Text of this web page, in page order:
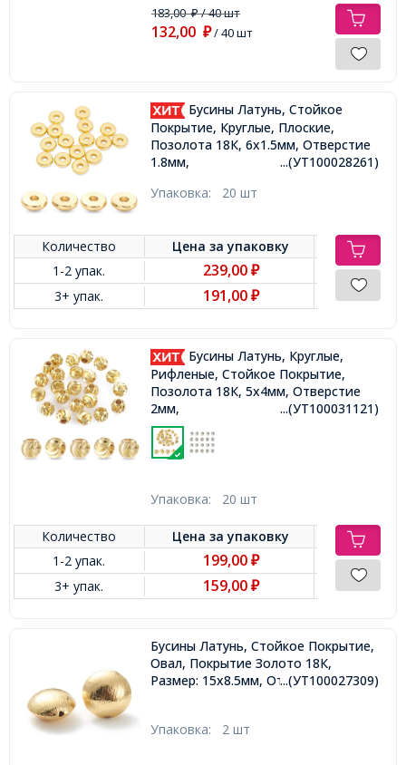
183,00₽/ 40 шт
132,00 ₽/ 40 шт
Бусины Латунь, Стойкое
Покрытие, Круглые, Плоские,
Позолота 18К, 6х1.5мм, Отверстие
1.8мм,
...(УТ100028261)
Упаковка: 20 шт
Количество Цена заупаковку
1-2 упак.
239,00 ₽
3+ упак. 191,00 ₽
Бусины Латунь, Круглые,
Рифленые, Стойкое Покрытие,
Позолота 18К, 5х4мм, Отверстие
2мм,
...(УТ100031121)
Упаковка: 20 шт
Количество Цена заупаковку
1-2 упак.
199,00 ₽
3+ упак. 159,00 ₽
Бусины Латунь, Стойкое Покрытие,
Овал, Покрытие Золото 18К,
Размер: 15х8.5мм, Отверстие 1.8мм,
...(УТ100027309)
Упаковка: 2 шт